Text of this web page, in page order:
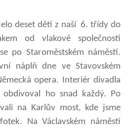
deset dětí z naší 6. třídy do
od vlakové společnosti
po Staroměstském náměstí.
náplň dne ve Stavovském
opera. Interiér divadla
obdivoval ho snad každý. Po
na Karlův most, kde jsme
Na Václavském náměstí